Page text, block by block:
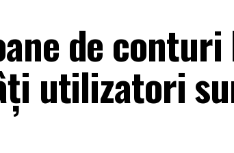
de conturi
utilizatori